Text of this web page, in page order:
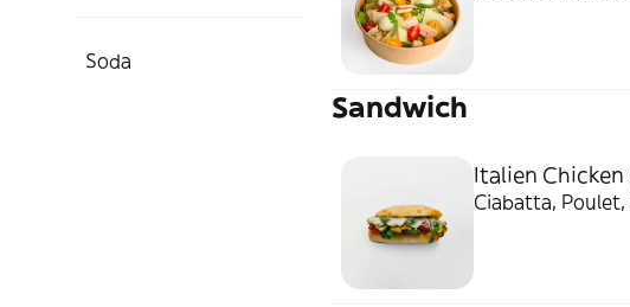
Soda
Sandwich
Italien
Ciabatta, Poulet,